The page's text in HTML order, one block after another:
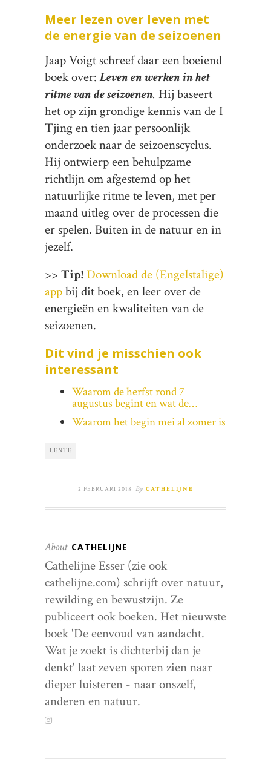
Meer lezen over leven met
de energie van de seizoenen
Jaap Voigt schreef daar een boeiend
boek over:Leven en werken in het
ritme van de seizoenen. Hij baseert
het op zijn grondige kennis van de I
Tjing en tien jaar persoonlijk
onderzoek naar de seizoenscyclus.
Hij ontwierp een behulpzame
richtlijn om afgestemd op het
natuurlijke ritme te leven, met per
maand uitleg over de processen die
er spelen. Buiten in de natuur en in
jezelf.
>> Tip!Download de (Engelstalige)
appbij dit boek, en leer over de
energieën en kwaliteiten van de
seizoenen.
Dit vind je misschien ook
interessant
Waarom de herfst rond 7
augustus begint en wat de…
Waarom het begin mei al zomer is
LENTE
2 FEBRUARI 2018 By CATHELIJNE
About CATHELIJNE
Cathelijne Esser (zie ook
cathelijne.com) schrijft over natuur,
rewilding en bewustzijn. Ze
publiceert ook boeken. Het nieuwste
boek 'De eenvoud van aandacht.
Wat je zoekt is dichterbij dan je
denkt' laat zeven sporen zien naar
dieper luisteren - naar onszelf,
anderen en natuur.